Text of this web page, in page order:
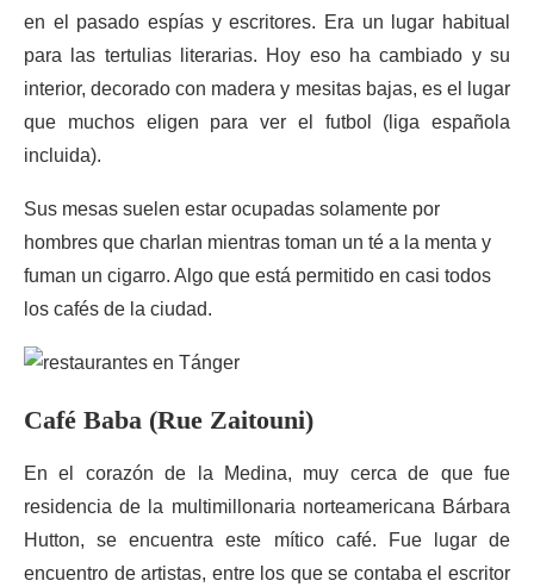
en el pasado espías y escritores. Era un lugar habitual
para las tertulias literarias. Hoy eso ha cambiado y su
interior, decorado con madera y mesitas bajas, es el lugar
que muchos eligen para ver el futbol (liga española
incluida).
Sus mesas suelen estar ocupadas solamente por
hombres que charlan mientras toman un té a la menta y
fuman un cigarro. Algo que está permitido en casi todos
los cafés de la ciudad.
Café Baba (Rue Zaitouni)
En el corazón de la Medina, muy cerca de que fue
residencia de la multimillonaria norteamericana Bárbara
Hutton, se encuentra este mítico café. Fue lugar de
encuentro de artistas, entre los que se contaba el escritor